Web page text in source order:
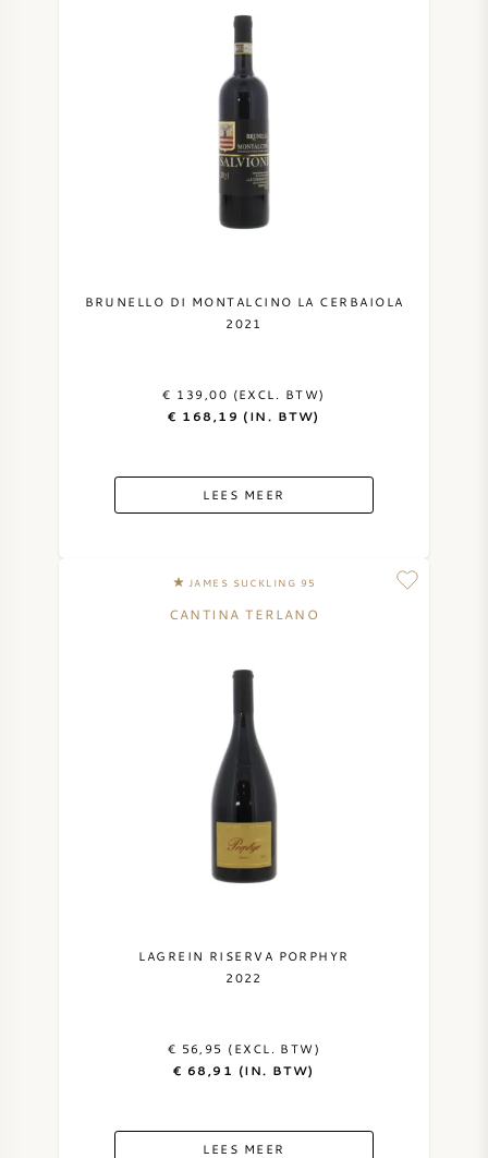
BRUNELLO DI MONTALCINO LA CERBAIOLA
2021
€ 139,00 (EXCL. BTW)
€ 168,19 (IN. BTW)
LEES MEER
JAMES SUCKLING 95
CANTINA TERLANO
LAGREIN RISERVA PORPHYR
2022
€ 56,95 (EXCL. BTW)
€ 68,91 (IN. BTW)
LEES MEER